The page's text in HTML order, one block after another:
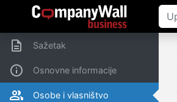
Sažetak
Osnovne informacije
Osobe i vlasništvo